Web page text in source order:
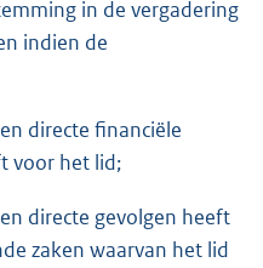
in de vergadering
indien de
directe financiële
voor het lid;
directe gevolgen heeft
zaken waarvan het lid